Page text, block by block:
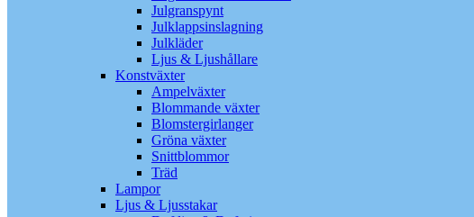
Julgranspynt
Julklappsinslagning
Julkläder
Ljus & Ljushållare
Konstväxter
Ampelväxter
Blommande växter
Blomstergirlanger
Gröna växter
Snittblommor
Träd
Lampor
Ljus & Ljusstakar